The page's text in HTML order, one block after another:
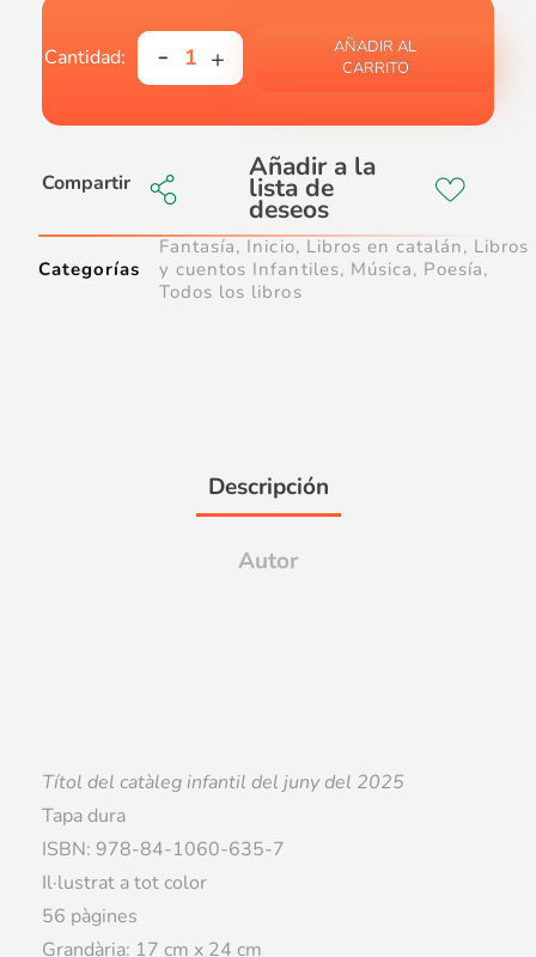
AÑADIR AL
CARRITO
Compartir
Categorías
Fantasía, Inicio, Libros en catalán, Libros
y cuentos Infantiles, Música, Poesía,
Todos los libros
Descripción
Autor
Títol del catàleg infantil del junydel 2025
Tapa dura
ISBN: 978-84-1060-635-7
Il·lustrat a tot color
56 pàgines
Grandària: 17 cm x 24 cm